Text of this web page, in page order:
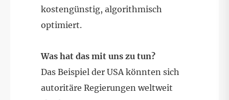
kostengünstig, algorithmisch
optimiert.
Was hat das mit uns zu tun?
Das Beispiel der USA könnten sich
autoritäre Regierungen weltweit